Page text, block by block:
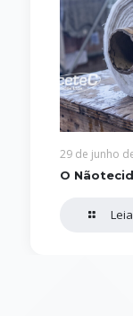
29 de junho
O